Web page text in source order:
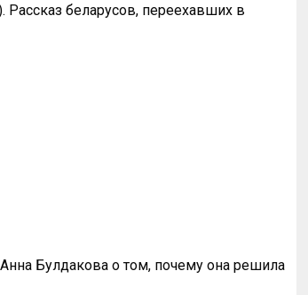
беларусов, переехавших в
Булдакова о том, почему она решила